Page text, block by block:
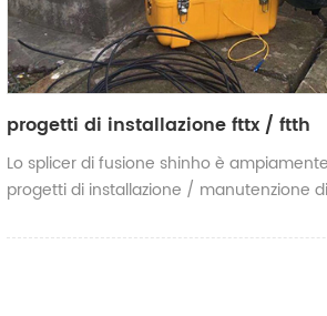
progetti di installazione fttx / ftth
Lo splicer di fusione shinho è
progetti di installazione / manutenzione